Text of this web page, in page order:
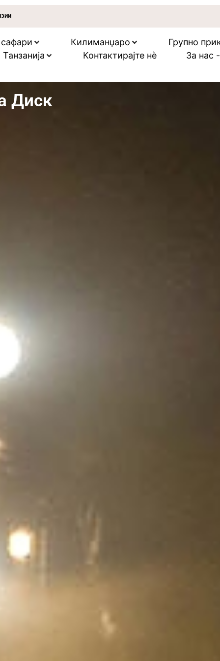
Килиманџаро
Групно
Контактирајте нѐ За нас
Диск